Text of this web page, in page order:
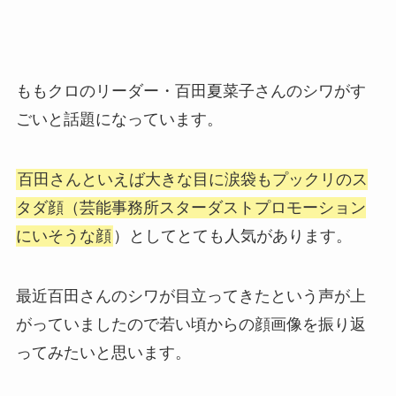
ももクロのリーダー・百田夏菜子さんのシワがす
ごいと話題になっています。
百田さんといえば大きな目に涙袋もプックリのス
タダ顔（芸能事務所スターダストプロモーション
にいそうな顔 ）としてとても人気があります。
最近百田さんのシワが目立ってきたという声が上
がっていましたので若い頃からの顔画像を振り返
ってみたいと思います。